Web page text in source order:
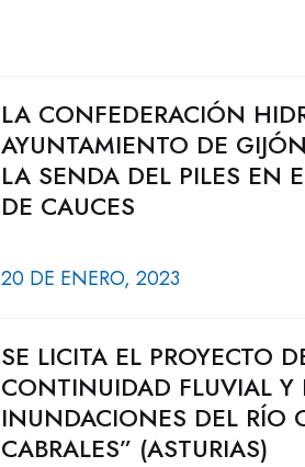
LA CONFEDERACIÓN
AYUNTAMIENTO DE
LA SENDA DEL PILES EN
DE CAUCES
20 DE ENERO, 2023
SE LICITA EL PROYECTO
CONTINUIDAD FLUVIAL Y
INUNDACIONES DEL RÍO
CABRALES” (ASTURIAS)